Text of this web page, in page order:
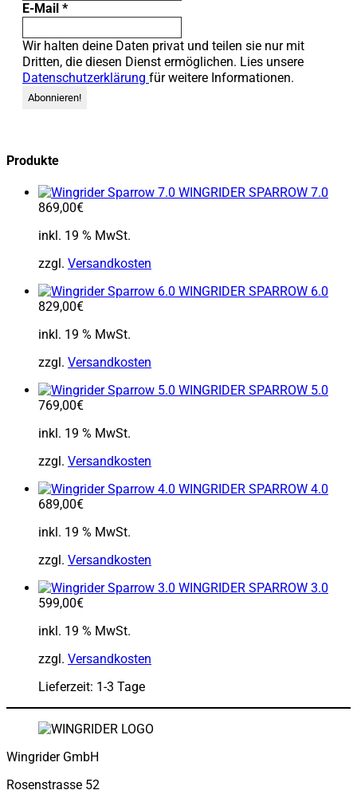
E-Mail *
Wir halten deine Daten privat und teilen sie nur mit
Dritten, die diesen Dienst ermöglichen. Lies unsere
Datenschutzerklärung für weitere Informationen.
Produkte
WINGRIDER SPARROW 7.0
869,00€
inkl. 19 % MwSt.
zzgl. Versandkosten
WINGRIDER SPARROW 6.0
829,00€
inkl. 19 % MwSt.
zzgl. Versandkosten
WINGRIDER SPARROW 5.0
769,00€
inkl. 19 % MwSt.
zzgl. Versandkosten
WINGRIDER SPARROW 4.0
689,00€
inkl. 19 % MwSt.
zzgl. Versandkosten
WINGRIDER SPARROW 3.0
599,00€
inkl. 19 % MwSt.
zzgl. Versandkosten
Lieferzeit: 1-3 Tage
Wingrider GmbH
Rosenstrasse 52